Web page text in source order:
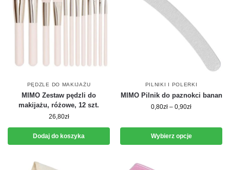
PĘDZLE DO MAKIJAŻU
MIMO Zestaw pędzli do
makijażu, różowe, 12 szt.
26,80zł
Dodaj do koszyka
PILNIKI I POLERKI
MIMO Pilnik do paznokci banan
0,80zł – 0,90zł
Wybierz opcje